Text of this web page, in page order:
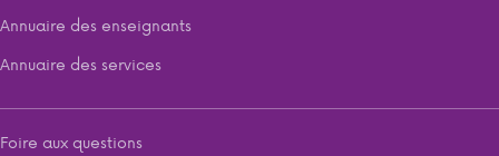
Annuaire des enseignants
Annuaire des services
Foire aux questions